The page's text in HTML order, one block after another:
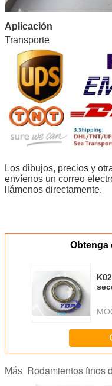
Aplicación
Transporte
Los dibujos, precios y
envíenos un correo
llámenos directamente.
Obtenga
Más Rodamientos finos